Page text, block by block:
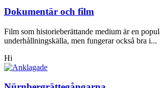
Dokumentär och film
Film som historieberättande medium är en
underhållningskälla, men fungerar också bra i...
Hi